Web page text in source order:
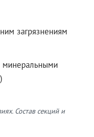
загрязнениям
Состав секций и